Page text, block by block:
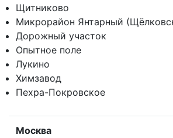
Щитниково
Микрорайон Янтарный
Дорожный участок
Опытное поле
Лукино
Химзавод
Пехра-Покровское
Москва